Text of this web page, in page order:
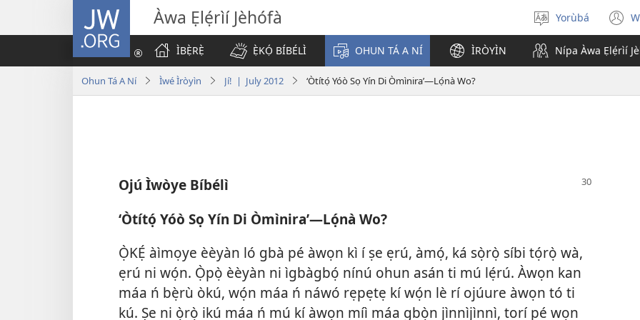
JW.ORG Àwa Ẹlẹ́rìí Jèhófà
Yan
èdè
Yorùbá
ÌBẸ̀RẸ̀
Ẹ̀KỌ́ BÍBÉLÌ OHUN TÁ A NÍ ÌRÒYÌN Nípa Àwa Ẹlẹ́rìí
Ohun Tá A Ní Ìwé Ìròyìn Jí! | July 2012 ‘Òtítọ́ Yóò Sọ Yín Di Òmìnira’—Lọ́nà Wo?
Ojú Ìwòye Bíbélì
‘Òtítọ́ Yóò Sọ Yín Di Òmìnira’—Lọ́nà Wo?
Ọ̀KẸ́ àìmọye èèyàn ló gbà pé àwọn kì í ṣe ẹrú, àmọ́, ká sọ̀rọ̀ síbi tọ́rọ̀ wà,
ẹrú ni wọ́n. Ọ̀pọ̀ èèyàn ni ìgbàgbọ́ nínú ohun asán ti mú lẹ́rú. Àwọn kan
máa ń bẹ̀rù òkú, wọ́n máa ń náwó rẹpẹtẹ kí wọ́n lè rí ojúure àwọn tó ti
kú. Ṣe ni ọ̀rọ̀ ikú máa ń mú kí àwọn míì máa gbọ̀n jìnnìjìnnì, torí pé wọn